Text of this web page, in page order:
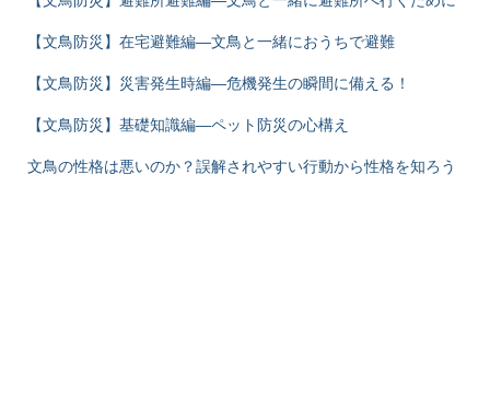
【文鳥防災】在宅避難編―文鳥と一緒におうちで避難
【文鳥防災】災害発生時編―危機発生の瞬間に備える！
【文鳥防災】基礎知識編―ペット防災の心構え
文鳥の性格は悪いのか？誤解されやすい行動から性格を知ろう